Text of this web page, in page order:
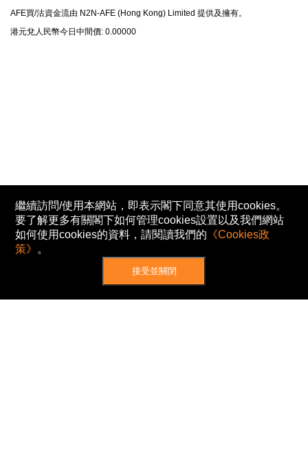
AFE買/沽資金流由 N2N-AFE (Hong Kong) Limited 提供及擁有。
港元兌⼈⺠幣今⽇中間價: 0.00000
繼續訪問/使用本網站，即表示閣下同意其使用cookies。
要了解更多有關閣下如何管理cookies設置以及我們網站
如何使用cookies的資料，請閱讀我們的 《Cookies政
策》 。
接受並關閉